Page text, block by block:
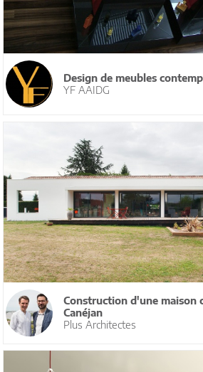
Design de meubles
YF AAIDG
Construction d'une maison
Canéjan
Plus Architectes